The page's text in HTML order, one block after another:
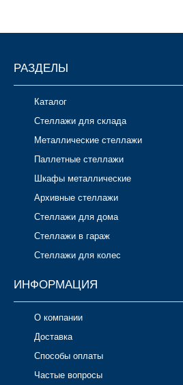
РАЗДЕЛЫ
Каталог
Стеллажи для склада
Металлические стеллажи
Паллетные стеллажи
Шкафы металлические
Архивные стеллажи
Стеллажи для дома
Стеллажи в гараж
Стеллажи для колес
ИНФОРМАЦИЯ
О компании
Доставка
Способы оплаты
Частые вопросы